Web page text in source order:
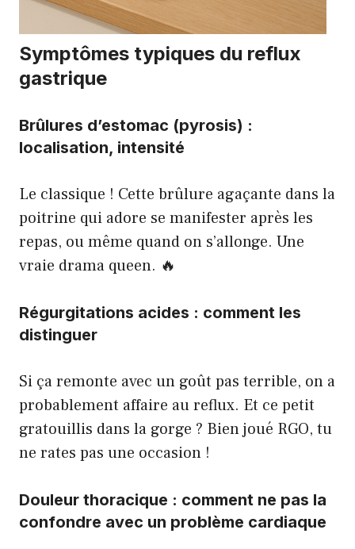
Symptômes typiques du reflux
gastrique
Brûlures d’estomac (pyrosis) :
localisation, intensité
Le classique ! Cette brûlure agaçante dans la
poitrine qui adore se manifester après les
repas, ou même quand on s’allonge. Une
vraie drama queen. 🔥
Régurgitations acides : comment les
distinguer
Si ça remonte avec un goût pas terrible, on a
probablement affaire au reflux. Et ce petit
gratouillis dans la gorge ? Bien joué RGO, tu
ne rates pas une occasion !
Douleur thoracique : comment ne pas la
confondre avec un problème cardiaque